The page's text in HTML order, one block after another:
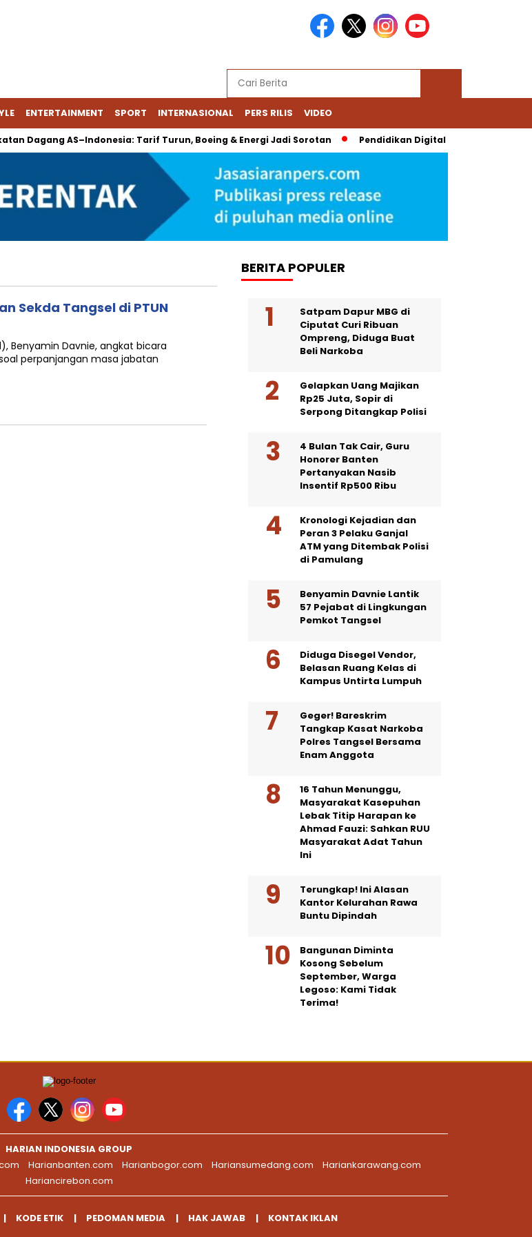
ENTERTAINMENT SPORT INTERNASIONAL PERS RILIS VIDEO
Dagang AS–Indonesia: Tarif Turun, Boeing & Energi Jadi Sorotan Pendidikan Digital Bernoda:
Sekda Tangsel di PTUN
Benyamin Davnie, angkat bicara
perpanjangan masa jabatan
BERITA POPULER
Satpam Dapur MBG di
Ciputat Curi Ribuan
Ompreng, Diduga Buat
Beli Narkoba
Gelapkan Uang Majikan
Rp25 Juta, Sopir di
Serpong Ditangkap Polisi
4 Bulan Tak Cair, Guru
Honorer Banten
Pertanyakan Nasib
Insentif Rp500 Ribu
Kronologi Kejadian dan
Peran 3 Pelaku Ganjal
ATM yang Ditembak Polisi
di Pamulang
Benyamin Davnie Lantik
57 Pejabat di Lingkungan
Pemkot Tangsel
Diduga Disegel Vendor,
Belasan Ruang Kelas di
Kampus Untirta Lumpuh
Geger! Bareskrim
Tangkap Kasat Narkoba
Polres Tangsel Bersama
Enam Anggota
16 Tahun Menunggu,
Masyarakat Kasepuhan
Lebak Titip Harapan ke
Ahmad Fauzi: Sahkan RUU
Masyarakat Adat Tahun
Ini
Terungkap! Ini Alasan
Kantor Kelurahan Rawa
Buntu Dipindah
Bangunan Diminta
Kosong Sebelum
September, Warga
Legoso: Kami Tidak
Terima!
HARIAN INDONESIA GROUP
Harianbanten.com Harianbogor.com Hariansumedang.com
Hariankarawang.com
Hariancirebon.com
KODE ETIK PEDOMAN MEDIA HAK JAWAB KONTAK IKLAN